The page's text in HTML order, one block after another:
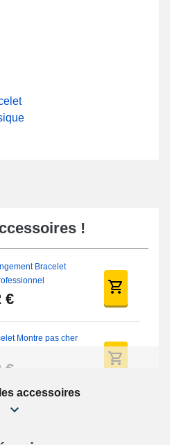
!
Bracelet
€
Montre pas cher
€
Montre Débutant
accessoires